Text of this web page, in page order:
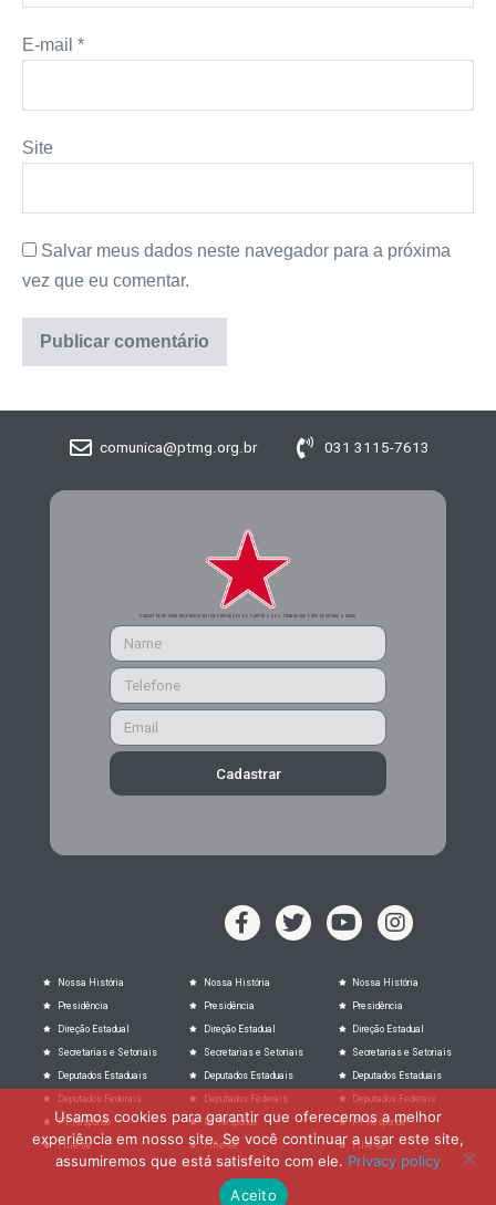
E-mail *
Site
Salvar meus dados neste navegador para a próxima
vez que eu comentar.
comunica@ptmg.org.br 031 3115-7613
CADASTRE-SE PARA RECEBER MAIS INFORMAÇÕES DO PARTIDO DOS TRABALHADORES DE MINAS GERAIS
Cadastrar
Nossa História
Presidência
Direção Estadual
Secretarias e Setoriais
Deputados Estaduais
Deputados Federais
PT Responde
Filie-se
Nossa História
Presidência
Direção Estadual
Secretarias e Setoriais
Deputados Estaduais
Deputados Federais
PT Responde
Filie-se
Nossa História
Presidência
Direção Estadual
Secretarias e Setoriais
Deputados Estaduais
Deputados Federais
PT Responde
Filie-se
Usamos cookies para garantir que oferecemos a melhor
experiência em nosso site. Se você continuar a usar este site,
assumiremos que está satisfeito com ele. Privacy policy
Aceito